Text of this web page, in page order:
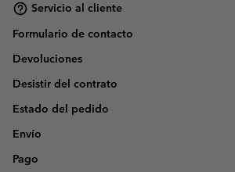
Servicio al cliente
Formulario de contacto
Devoluciones
Desistir del contrato
Estado del pedido
Envío
Pago